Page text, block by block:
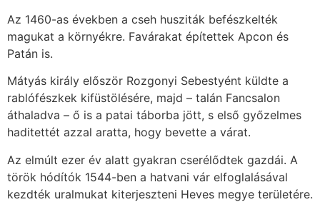
Az 1460-as években a cseh husziták befészkelték
magukat a környékre. Favárakat építettek Apcon és
Patán is.
Mátyás király először Rozgonyi Sebestyént küldte a
rablófészkek kifüstölésére, majd – talán Fancsalon
áthaladva – ő is a patai táborba jött, s első győzelmes
haditettét azzal aratta, hogy bevette a várat.
Az elmúlt ezer év alatt gyakran cserélődtek gazdái. A
török hódítók 1544-ben a hatvani vár elfoglalásával
kezdték uralmukat kiterjeszteni Heves megye területére.